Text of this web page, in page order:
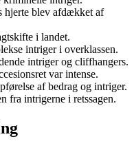
hjerte blev afdækket af
i landet.
intriger i overklassen.
intriger og cliffhangers.
var intense.
af bedrag og intriger.
fra intrigerne i retssagen.